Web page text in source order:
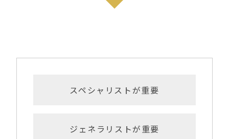
スペシャリストが重要
ジェネラリストが重要